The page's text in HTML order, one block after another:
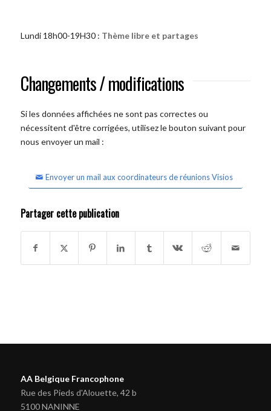
Lundi 18h00-19H30 : Thème libre et partages
Changements / modifications
Si les données affichées ne sont pas correctes ou
nécessitent d'être corrigées, utilisez le bouton suivant pour
nous envoyer un mail :
Envoyer un mail aux coordinateurs de réunions Visios
Partager cette publication
AA Belgique Francophone
Rue des Pieds d'Alouette, 42 b
5100 NANINNE